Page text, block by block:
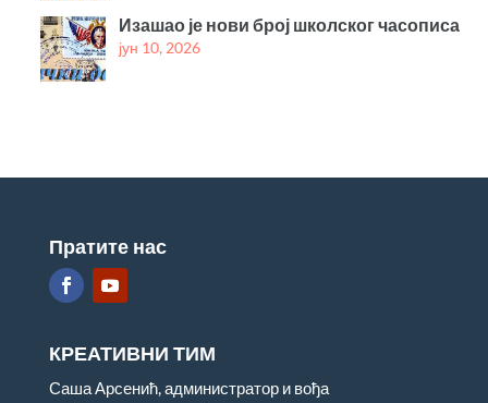
Изашао је нови број школског часописа
јун 10, 2026
Пратите нас
КРЕАТИВНИ ТИМ
Саша Арсенић, администратор и вођа